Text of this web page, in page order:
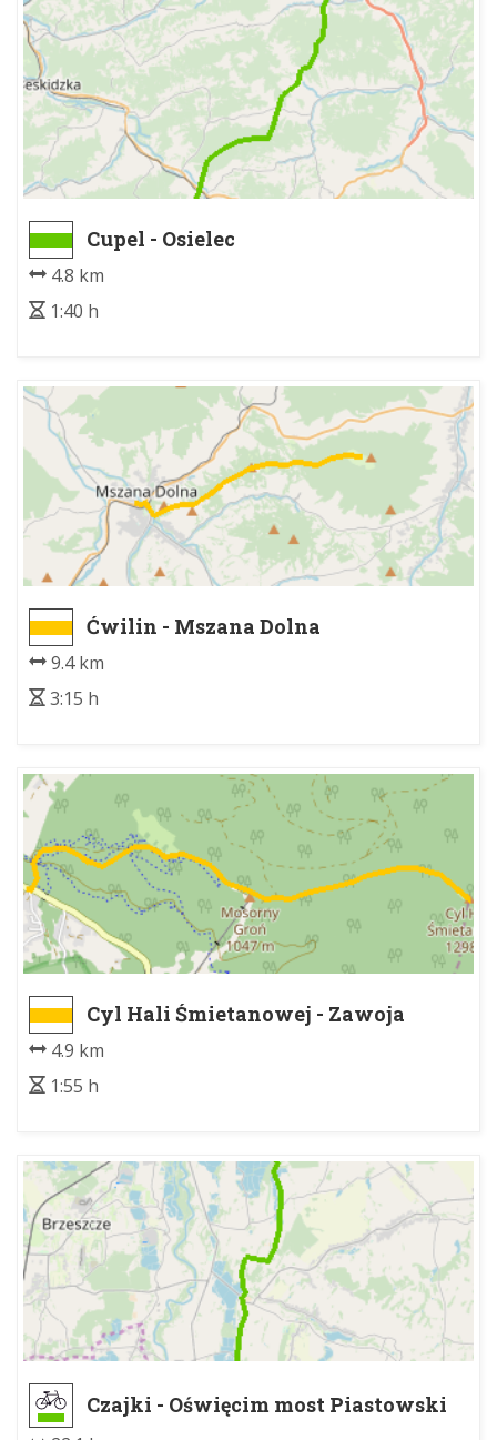
Cupel - Osielec
4.8 km
1:40 h
Ćwilin - Mszana Dolna
9.4 km
3:15 h
Cyl Hali Śmietanowej - Zawoja
Podryzowane
4.9 km
1:55 h
Czajki - Oświęcim most Piastowski